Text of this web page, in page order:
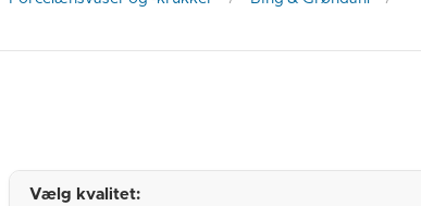
Vælg kvalitet: